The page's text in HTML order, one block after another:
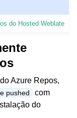
do Hosted Weblate
Azure Repos,
pushed com
do